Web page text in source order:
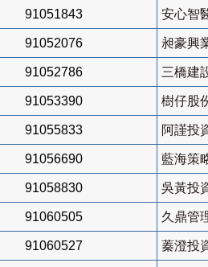
91051843 安心智
91052076 昶豪興
91052786 三橋建
91053390 樹仔股
91055833 阿謹投
91056690 藍海策
91058830 吳黃投
91060505 久鼎管
91060527 蓁澄投